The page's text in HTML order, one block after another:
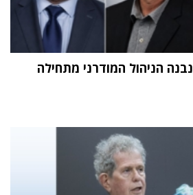
הניהול המודרני מתחילה